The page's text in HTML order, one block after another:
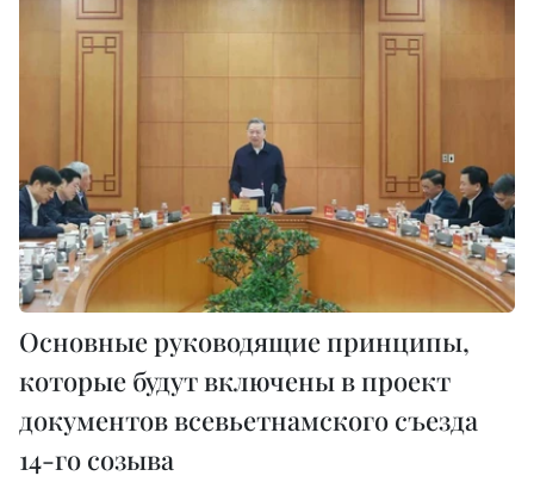
Основные руководящие принципы,
которые будут включены в проект
документов всевьетнамского съезда
14-го созыва